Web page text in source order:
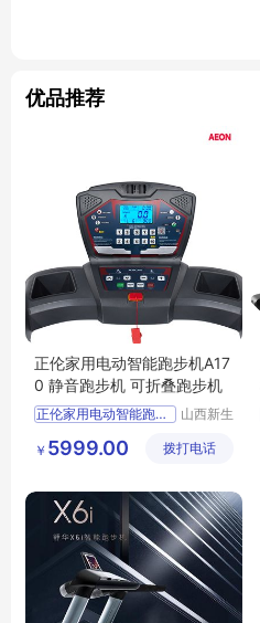
优品推荐
正伦家用电动智能跑步机A17
0 静音跑步机 可折叠跑步机
正伦家用电动智能跑步机A170
可折叠跑步机
山西新生
材有限公
￥ 5999.00 拨打电话